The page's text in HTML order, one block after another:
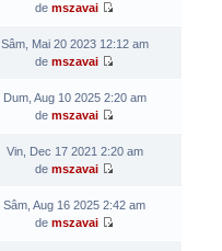
de mszavai
Sâm, Mai 20 2023 12:12 am
de mszavai
Dum, Aug 10 2025 2:20 am
de mszavai
Vin, Dec 17 2021 2:20 am
de mszavai
Sâm, Aug 16 2025 2:42 am
de mszavai